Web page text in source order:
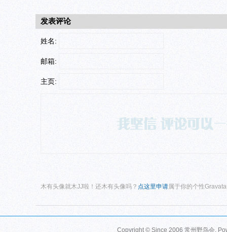
发表评论
姓名:
邮箱:
主页:
木有头像就木JJ啦！还木有头像吗？ 点这里申请 属于你的个性
Copyright © Since 2006 常州野鸟会.